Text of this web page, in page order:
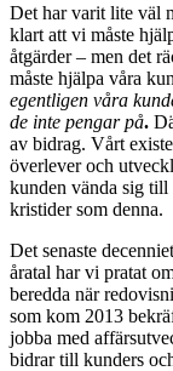
Det har varit lite väl
klart att vi måste
åtgärder – men det
måste hjälpa våra
egentligen våra
de inte pengar på.
av bidrag. Vårt
överlever och
kunden vända sig
kristider som denna.
Det senaste
åratal har vi pratat
beredda när
som kom 2013
jobba med
bidrar till kunders